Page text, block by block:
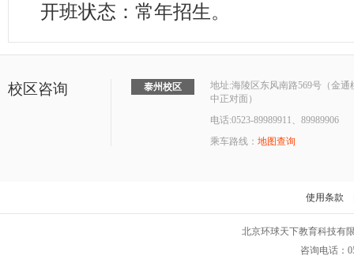
开班状态：常年招生。
校区咨询 泰州校区
地址:海陵区东风南路569号（金通
中正对面）
电话:0523-89989911、89989906
乘车路线： 地图查询
使用条款
北京环球天下教育科技有
咨询电话：